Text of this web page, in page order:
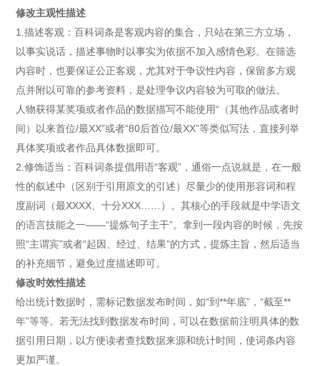
修改主观性描述
1.描述客观：百科词条是客观内容的集合，只站在第三方立场，
以事实说话，描述事物时以事实为依据不加入感情色彩。在筛选
内容时，也要保证公正客观，尤其对于争议性内容，保留多方观
点并附以可靠的参考资料，是处理争议内容较为可取的做法。
人物获得某奖项或者作品的数据描写不能使用“（其他作品或者时
间）以来首位/最XX”或者“80后首位/最XX”等类似写法，直接列举
具体奖项或者作品具体数据即可。
2.修饰适当：百科词条提倡用语“客观”，通俗一点说就是，在一般
性的叙述中（区别于引用原文的引述）尽量少的使用形容词和程
度副词（最XXXX、十分XXX……）。其核心的手段就是中学语文
的语言技能之一——“提炼句子主干”。拿到一段内容的时候，先按
照“主谓宾”或者“起因、经过、结果”的方式，提炼主旨，然后适当
的补充细节，避免过度描述即可。
修改时效性描述
给出统计数据时，需标记数据发布时间，如“到**年底”，“截至**
年”等等。若无法找到数据发布时间，可以在数据前注明具体的数
据引用日期，以方便读者查找数据来源和统计时间，使词条内容
更加严谨。